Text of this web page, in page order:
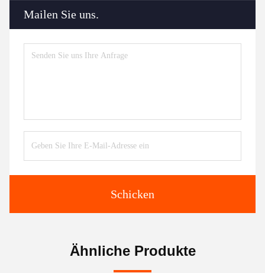
Mailen Sie uns.
Schicken
Ähnliche Produkte